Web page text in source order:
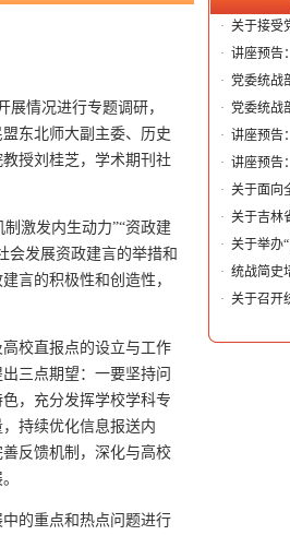
情况进行专题调研，
东北师大副主委、历史
授刘桂芝，学术期刊社
激发内生动力”“资政建
会发展资政建言的举措和
言的积极性和创造性，
校直报点的设立与工作
三点期望：一要坚持问
，充分发挥学校学科专
持续优化信息报送内
反馈机制，深化与高校
的重点和热点问题进行
· 关于接受
· 讲座预告
· 党委统战
· 党委统战
· 讲座预告
· 讲座预告
· 关于面向
· 关于吉林
· 关于举办
· 统战简史
· 关于召开